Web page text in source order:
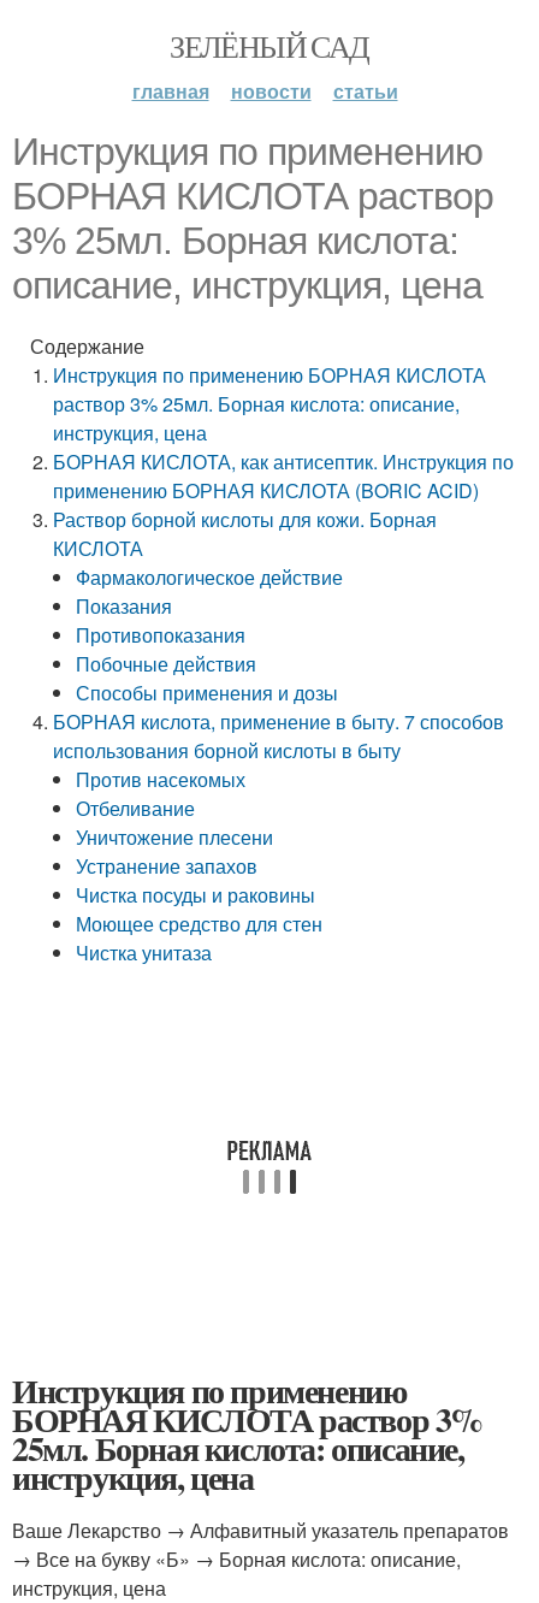
ЗЕЛЁНЫЙ САД
главная новости статьи
Инструкция по применению
БОРНАЯ КИСЛОТА раствор
3% 25мл. Борная кислота:
описание, инструкция, цена
Содержание
Инструкция по применению БОРНАЯ КИСЛОТА
раствор 3% 25мл. Борная кислота: описание,
инструкция, цена
БОРНАЯ КИСЛОТА, как антисептик. Инструкция по
применению БОРНАЯ КИСЛОТА (BORIC ACID)
Раствор борной кислоты для кожи. Борная
КИСЛОТА
Фармакологическое действие
Показания
Противопоказания
Побочные действия
Способы применения и дозы
БОРНАЯ кислота, применение в быту. 7 способов
использования борной кислоты в быту
Против насекомых
Отбеливание
Уничтожение плесени
Устранение запахов
Чистка посуды и раковины
Моющее средство для стен
Чистка унитаза
Инструкция по применению
БОРНАЯ КИСЛОТА раствор 3%
25мл. Борная кислота: описание,
инструкция, цена
Ваше Лекарство → Алфавитный указатель препаратов
→ Все на букву «Б» → Борная кислота: описание,
инструкция, цена